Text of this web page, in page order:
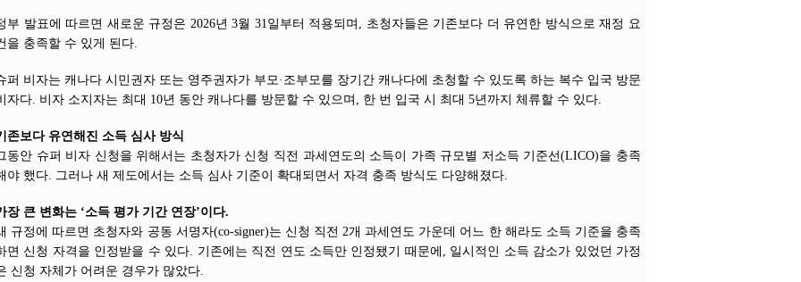
부 발표에 따르면 새로운 규정은 2026년 3월 31일부터 적용되며, 초청자들은 기존보다 더 유연한 방식으로 재정 요
을 충족할 수 있게 된다.
퍼 비자는 캐나다 시민권자 또는 영주권자가 부모·조부모를 장기간 캐나다에 초청할 수 있도록 하는 복수 입국 방문
자다. 비자 소지자는 최대 10년 동안 캐나다를 방문할 수 있으며, 한 번 입국 시 최대 5년까지 체류할 수 있다.
존보다 유연해진 소득 심사 방식
동안 슈퍼 비자 신청을 위해서는 초청자가 신청 직전 과세연도의 소득이 가족 규모별 저소득 기준선(LICO)을 충족
야 했다. 그러나 새 제도에서는 소득 심사 기준이 확대되면서 자격 충족 방식도 다양해졌다.
장 큰 변화는 ‘소득 평가 기간 연장’이다.
규정에 따르면 초청자와 공동 서명자(co-signer)는 신청 직전 2개 과세연도 가운데 어느 한 해라도 소득 기준을 충족
면 신청 자격을 인정받을 수 있다. 기존에는 직전 연도 소득만 인정됐기 때문에, 일시적인 소득 감소가 있었던 가정
신청 자체가 어려운 경우가 많았다.